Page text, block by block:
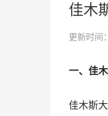
佳木
更新时
一、佳
佳木斯